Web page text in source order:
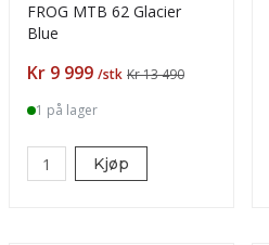
FROG MTB 62 Glacier
Blue
Pris
Kr 9 999 /stk Kr 13 490
1 på lager
Kjøp